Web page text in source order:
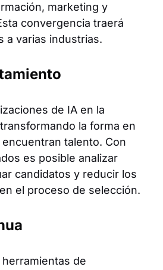
marketing y
convergencia traerá
a varias industrias.
de IA en la
la forma en
talento. Con
es posible analizar
candidatos y reducir los
el proceso de selección.
de